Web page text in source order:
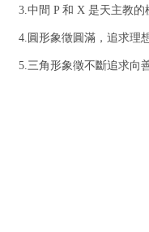
3.中間 P 和 X 是天主教
4.圓形象徵圓滿，追求理
5.三角形象徵不斷追求向